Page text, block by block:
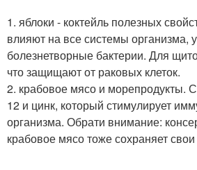
1. яблоки - коктейль полезных
влияют на все системы организма,
болезнетворные бактерии. Для
что защищают от раковых клеток.
2. крабовое мясо и морепродукты.
12 и цинк, который стимулирует
организма. Обрати внимание:
крабовое мясо тоже сохраняет